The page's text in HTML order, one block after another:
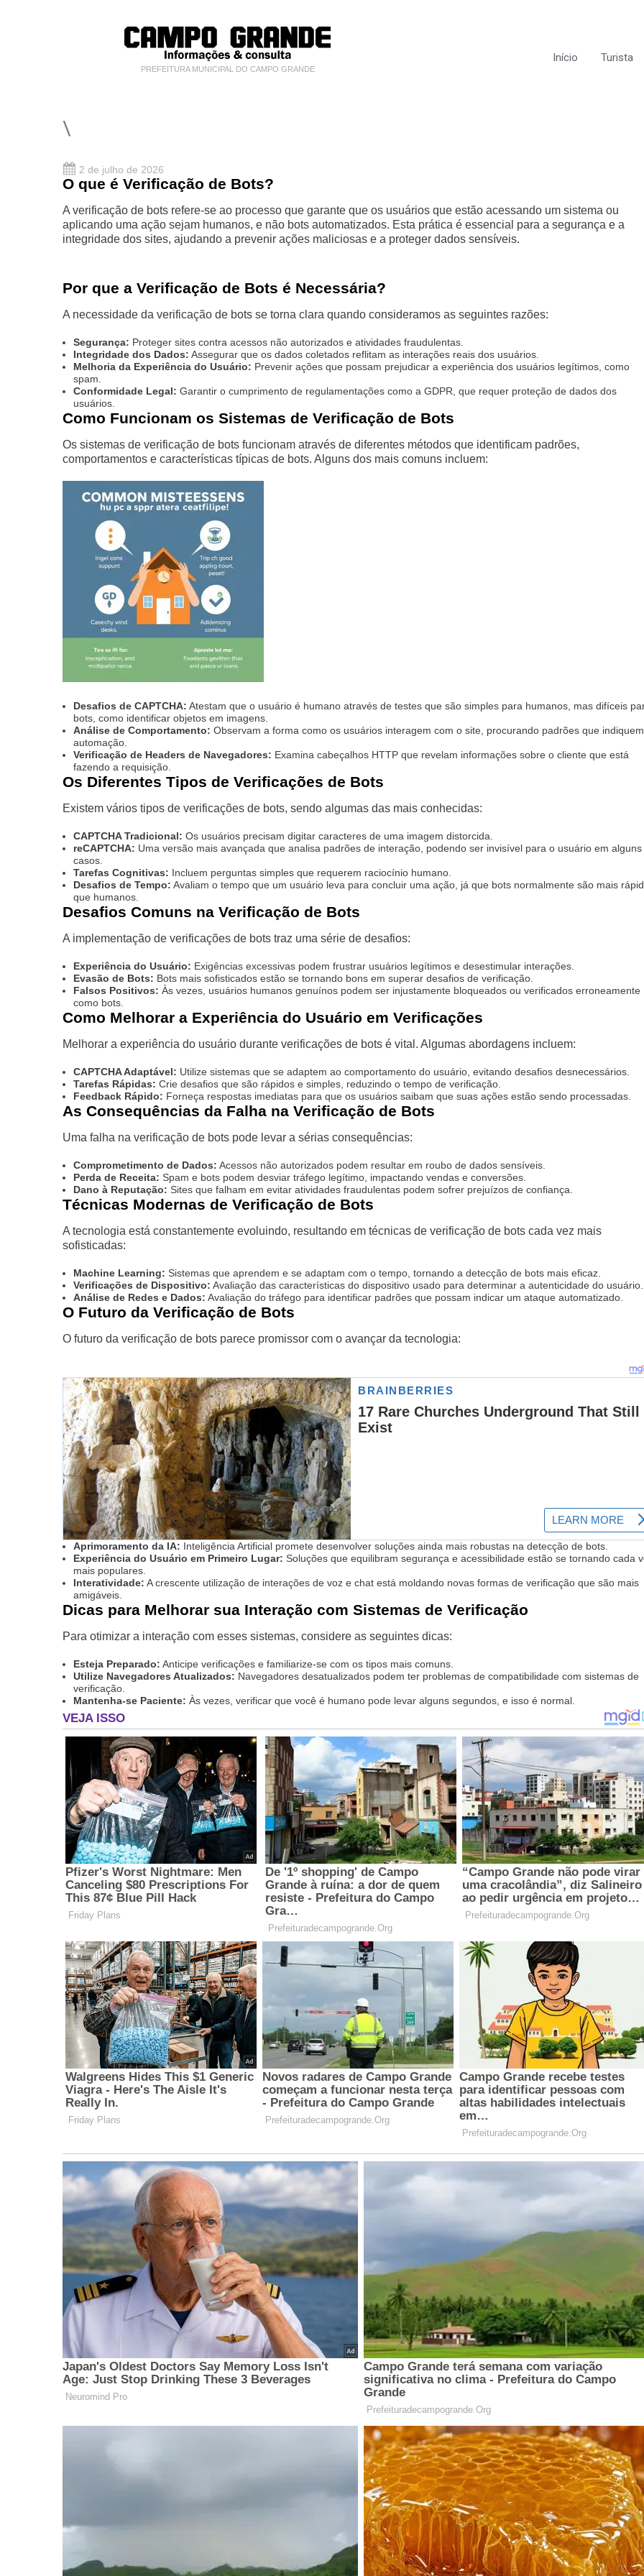
PREFEITURA MUNICIPAL DO CAMPO GRANDE
Início Turista
\
2 de julho de 2026
O que é Verificação de Bots?
A verificação de bots refere-se ao processo que garante que os usuários que estão acessando um sistema ou
aplicando uma ação sejam humanos, e não bots automatizados. Esta prática é essencial para a segurança e a
integridade dos sites, ajudando a prevenir ações maliciosas e a proteger dados sensíveis.
Por que a Verificação de Bots é Necessária?
A necessidade da verificação de bots se torna clara quando consideramos as seguintes razões:
Segurança: Proteger sites contra acessos não autorizados e atividades fraudulentas.
Integridade dos Dados: Assegurar que os dados coletados reflitam as interações reais dos usuários.
Melhoria da Experiência do Usuário: Prevenir ações que possam prejudicar a experiência dos usuários legítimos, como
spam.
Conformidade Legal: Garantir o cumprimento de regulamentações como a GDPR, que requer proteção de dados dos
usuários.
Como Funcionam os Sistemas de Verificação de Bots
Os sistemas de verificação de bots funcionam através de diferentes métodos que identificam padrões,
comportamentos e características típicas de bots. Alguns dos mais comuns incluem:
Desafios de CAPTCHA: Atestam que o usuário é humano através de testes que são simples para humanos, mas difíceis
bots, como identificar objetos em imagens.
Análise de Comportamento: Observam a forma como os usuários interagem com o site, procurando padrões que indiquem
automação.
Verificação de Headers de Navegadores: Examina cabeçalhos HTTP que revelam informações sobre o cliente que está
fazendo a requisição.
Os Diferentes Tipos de Verificações de Bots
Existem vários tipos de verificações de bots, sendo algumas das mais conhecidas:
CAPTCHA Tradicional: Os usuários precisam digitar caracteres de uma imagem distorcida.
reCAPTCHA: Uma versão mais avançada que analisa padrões de interação, podendo ser invisível para o usuário em alguns
casos.
Tarefas Cognitivas: Incluem perguntas simples que requerem raciocínio humano.
Desafios de Tempo: Avaliam o tempo que um usuário leva para concluir uma ação, já que bots normalmente são mais
que humanos.
Desafios Comuns na Verificação de Bots
A implementação de verificações de bots traz uma série de desafios:
Experiência do Usuário: Exigências excessivas podem frustrar usuários legítimos e desestimular interações.
Evasão de Bots: Bots mais sofisticados estão se tornando bons em superar desafios de verificação.
Falsos Positivos: Às vezes, usuários humanos genuínos podem ser injustamente bloqueados ou verificados erroneamente
como bots.
Como Melhorar a Experiência do Usuário em Verificações
Melhorar a experiência do usuário durante verificações de bots é vital. Algumas abordagens incluem:
CAPTCHA Adaptável: Utilize sistemas que se adaptem ao comportamento do usuário, evitando desafios desnecessários.
Tarefas Rápidas: Crie desafios que são rápidos e simples, reduzindo o tempo de verificação.
Feedback Rápido: Forneça respostas imediatas para que os usuários saibam que suas ações estão sendo processadas.
As Consequências da Falha na Verificação de Bots
Uma falha na verificação de bots pode levar a sérias consequências:
Comprometimento de Dados: Acessos não autorizados podem resultar em roubo de dados sensíveis.
Perda de Receita: Spam e bots podem desviar tráfego legítimo, impactando vendas e conversões.
Dano à Reputação: Sites que falham em evitar atividades fraudulentas podem sofrer prejuízos de confiança.
Técnicas Modernas de Verificação de Bots
A tecnologia está constantemente evoluindo, resultando em técnicas de verificação de bots cada vez mais
sofisticadas:
Machine Learning: Sistemas que aprendem e se adaptam com o tempo, tornando a detecção de bots mais eficaz.
Verificações de Dispositivo: Avaliação das características do dispositivo usado para determinar a autenticidade do usuário.
Análise de Redes e Dados: Avaliação do tráfego para identificar padrões que possam indicar um ataque automatizado.
O Futuro da Verificação de Bots
O futuro da verificação de bots parece promissor com o avançar da tecnologia:
Aprimoramento da IA: Inteligência Artificial promete desenvolver soluções ainda mais robustas na detecção de bots.
Experiência do Usuário em Primeiro Lugar: Soluções que equilibram segurança e acessibilidade estão se tornando cada
mais populares.
Interatividade: A crescente utilização de interações de voz e chat está moldando novas formas de verificação que são mais
amigáveis.
Dicas para Melhorar sua Interação com Sistemas de Verificação
Para otimizar a interação com esses sistemas, considere as seguintes dicas:
Esteja Preparado: Anticipe verificações e familiarize-se com os tipos mais comuns.
Utilize Navegadores Atualizados: Navegadores desatualizados podem ter problemas de compatibilidade com sistemas de
verificação.
Mantenha-se Paciente: Às vezes, verificar que você é humano pode levar alguns segundos, e isso é normal.